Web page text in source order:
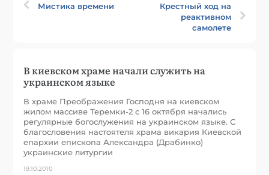
Мистика времени
Крестный ход на
реактивном
самолете
В киевском храме начали служить на
украинском языке
В храме Преображения Господня на киевском
жилом массиве Теремки-2 с 16 октября начались
регулярные богослужения на украинском языке. С
благословения настоятеля храма викария Киевской
епархии епископа Александра (Драбинко)
украинские литургии
19.10.2010